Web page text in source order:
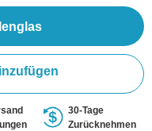
30-Tage
Zurücknehmen